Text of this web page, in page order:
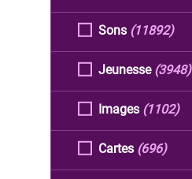
Sons (11892)
Jeunesse (3948)
Images (1102)
Cartes (696)